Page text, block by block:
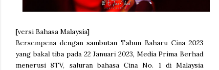
[versi Bahasa Malaysia]
Bersempena dengan sambutan Tahun Baharu Cina 2023
yang bakal tiba pada 22 Januari 2023, Media Prima Berhad
menerusi 8TV, saluran bahasa Cina No. 1 di Malaysia